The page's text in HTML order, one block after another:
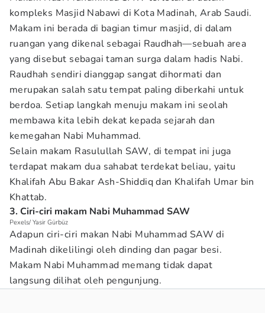
kompleks Masjid Nabawi di Kota Madinah, Arab Saudi.
Makam ini berada di bagian timur masjid, di dalam
ruangan yang dikenal sebagai Raudhah—sebuah area
yang disebut sebagai taman surga dalam hadis Nabi.
Raudhah sendiri dianggap sangat dihormati dan
merupakan salah satu tempat paling diberkahi untuk
berdoa. Setiap langkah menuju makam ini seolah
membawa kita lebih dekat kepada sejarah dan
kemegahan Nabi Muhammad.
Selain makam Rasulullah SAW, di tempat ini juga
terdapat makam dua sahabat terdekat beliau, yaitu
Khalifah Abu Bakar Ash-Shiddiq dan Khalifah Umar bin
Khattab.
3. Ciri-ciri makam Nabi Muhammad SAW
Pexels/ Yasir Gürbüz
Adapun ciri-ciri makan Nabi Muhammad SAW di
Madinah dikelilingi oleh dinding dan pagar besi.
Makam Nabi Muhammad memang tidak dapat
langsung dilihat oleh pengunjung.